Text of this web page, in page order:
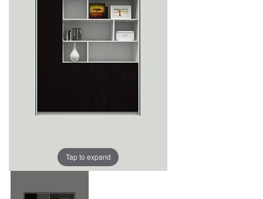
Tap to expand